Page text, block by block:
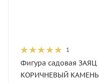
1
Фигура садовая ЗАЯЦ
КОРИЧНЕВЫЙ КАМЕНЬ